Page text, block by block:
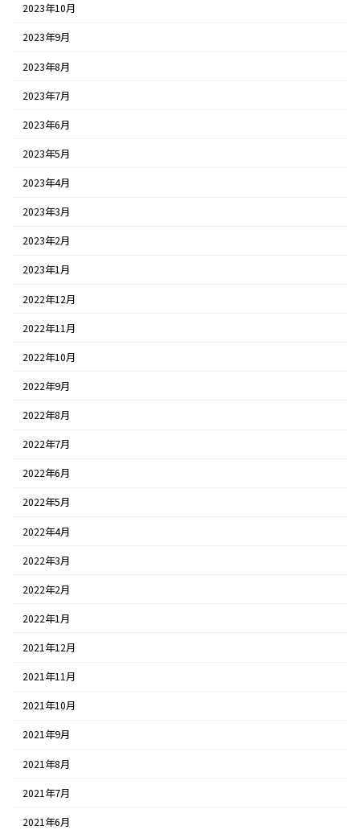
2023年10月
2023年9月
2023年8月
2023年7月
2023年6月
2023年5月
2023年4月
2023年3月
2023年2月
2023年1月
2022年12月
2022年11月
2022年10月
2022年9月
2022年8月
2022年7月
2022年6月
2022年5月
2022年4月
2022年3月
2022年2月
2022年1月
2021年12月
2021年11月
2021年10月
2021年9月
2021年8月
2021年7月
2021年6月